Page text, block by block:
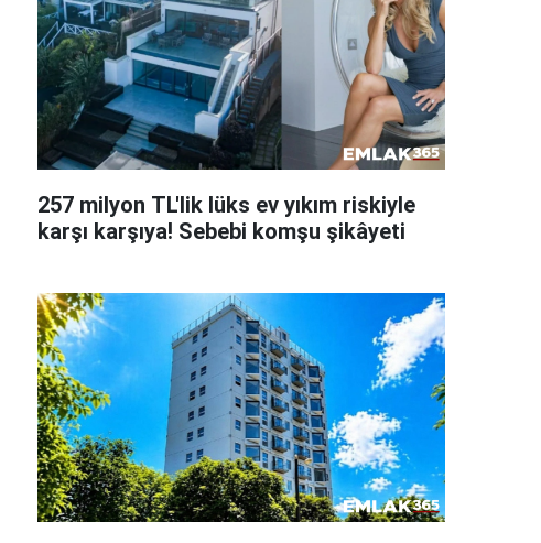
257 milyon TL'lik lüks ev yıkım riskiyle
karşı karşıya! Sebebi komşu şikâyeti